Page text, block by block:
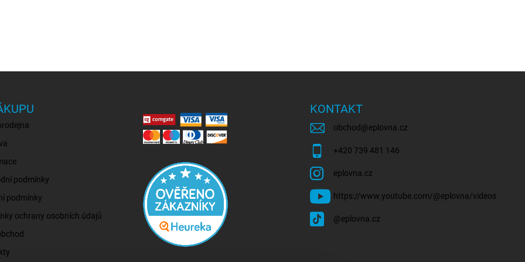
podmínky
podmínky
ochrany osobních údajů
KONTAKT
obchod @eplovna.cz
+420 739 481 146
eplovna.cz
https://www.youtube.com/@eplovna/videos
@eplovna.cz